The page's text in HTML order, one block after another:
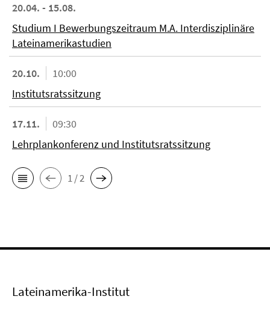
20.04. - 15.08.
Studium I Bewerbungszeitraum M.A. Interdisziplinäre
Lateinamerikastudien
20.10.
10:00
Institutsratssitzung
17.11.
09:30
Lehrplankonferenz und Institutsratssitzung
1 / 2
Lateinamerika-Institut